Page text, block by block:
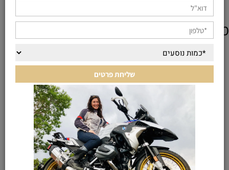
מוצרים אחרונים שנצפו
KEEP IN TOUCH
רוצים עוד פרטים? תשלחו לנו הודעה